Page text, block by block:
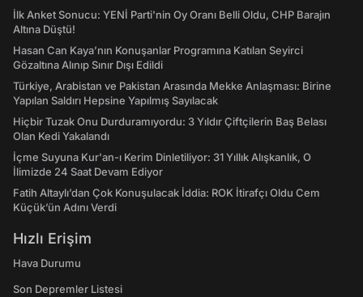
İlk Anket Sonucu: YENİ Parti'nin Oy Oranı Belli Oldu, CHP Barajın
Altına Düştü!
Hasan Can Kaya’nın Konuşanlar Programına Katılan Seyirci
Gözaltına Alınıp Sınır Dışı Edildi
Türkiye, Arabistan ve Pakistan Arasında Mekke Anlaşması: Birine
Yapılan Saldırı Hepsine Yapılmış Sayılacak
Hiçbir Tuzak Onu Durduramıyordu: 3 Yıldır Çiftçilerin Baş Belası
Olan Kedi Yakalandı
İçme Suyuna Kur'an-ı Kerim Dinletiliyor: 31 Yıllık Alışkanlık, O
İlimizde 24 Saat Devam Ediyor
Fatih Altaylı’dan Çok Konuşulacak İddia: ROK İtirafçı Oldu Cem
Küçük’ün Adını Verdi
Hızlı Erişim
Hava Durumu
Son Depremler Listesi